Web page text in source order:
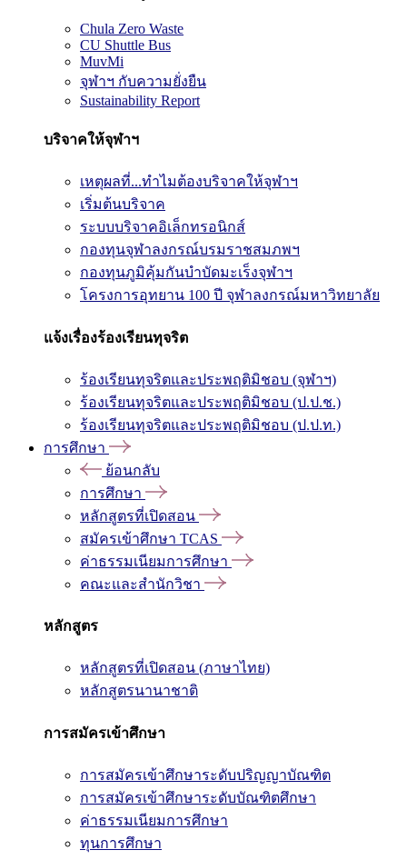
Chula Zero Waste
CU Shuttle Bus
MuvMi
จุฬาฯ กับความยั่งยืน
Sustainability Report
บริจาคให้จุฬาฯ
เหตุผลที่...ทำไมต้องบริจาคให้จุฬาฯ
เริ่มต้นบริจาค
ระบบบริจาคอิเล็กทรอนิกส์
กองทุนจุฬาลงกรณ์บรมราชสมภพฯ
กองทุนภูมิคุ้มกันบำบัดมะเร็งจุฬาฯ
โครงการอุทยาน 100 ปี จุฬาลงกรณ์มหาวิทยาลัย
แจ้งเรื่องร้องเรียนทุจริต
ร้องเรียนทุจริตและประพฤติมิชอบ (จุฬาฯ)
ร้องเรียนทุจริตและประพฤติมิชอบ (ป.ป.ช.)
ร้องเรียนทุจริตและประพฤติมิชอบ (ป.ป.ท.)
การศึกษา
ย้อนกลับ
การศึกษา
หลักสูตรที่เปิดสอน
สมัครเข้าศึกษา TCAS
ค่าธรรมเนียมการศึกษา
คณะและสำนักวิชา
หลักสูตร
หลักสูตรที่เปิดสอน (ภาษาไทย)
หลักสูตรนานาชาติ
การสมัครเข้าศึกษา
การสมัครเข้าศึกษาระดับปริญญาบัณฑิต
การสมัครเข้าศึกษาระดับบัณฑิตศึกษา
ค่าธรรมเนียมการศึกษา
ทุนการศึกษา